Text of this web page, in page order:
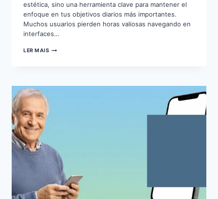
estética, sino una herramienta clave para mantener el
enfoque en tus objetivos diarios más importantes.
Muchos usuarios pierden horas valiosas navegando en
interfaces…
LER MAISOPTIMIZA
DIGITALES